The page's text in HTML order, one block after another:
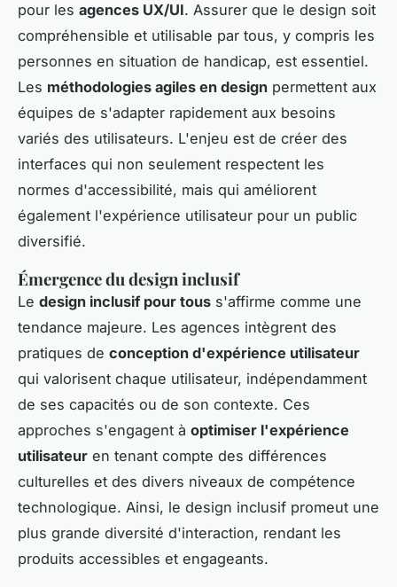
pour les agences UX/UI. Assurer que le design soit
compréhensible et utilisable par tous, y compris les
personnes en situation de handicap, est essentiel.
Les méthodologies agiles en design permettent aux
équipes de s'adapter rapidement aux besoins
variés des utilisateurs. L'enjeu est de créer des
interfaces qui non seulement respectent les
normes d'accessibilité, mais qui améliorent
également l'expérience utilisateur pour un public
diversifié.
Émergence du design inclusif
Le design inclusif pour tous s'affirme comme une
tendance majeure. Les agences intègrent des
pratiques de conception d'expérience utilisateur
qui valorisent chaque utilisateur, indépendamment
de ses capacités ou de son contexte. Ces
approches s'engagent à optimiser l'expérience
utilisateur en tenant compte des différences
culturelles et des divers niveaux de compétence
technologique. Ainsi, le design inclusif promeut une
plus grande diversité d'interaction, rendant les
produits accessibles et engageants.